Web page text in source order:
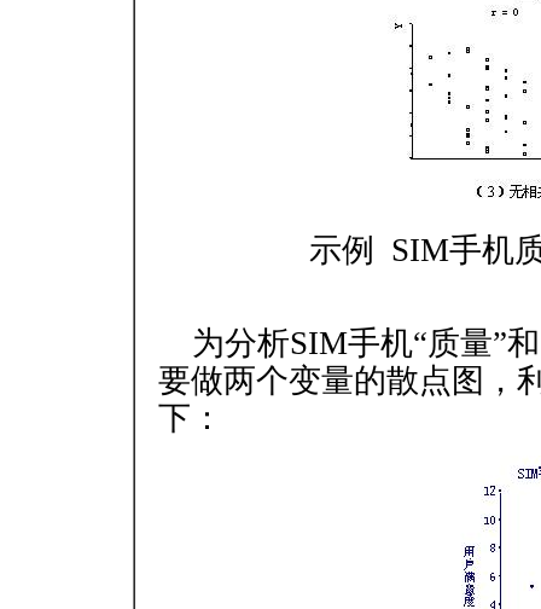
示例 SIM手机
为分析SIM手机“质量”
要做两个变量的散点图，
下：